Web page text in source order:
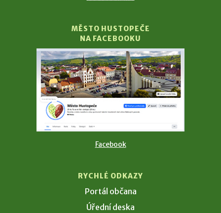
MĚSTO HUSTOPEČE
NA FACEBOOKU
Facebook
RYCHLÉ ODKAZY
Portál občana
Úřední deska